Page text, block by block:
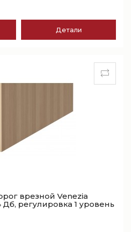
Детали
врезной Venezia
регулировка 1 уровень